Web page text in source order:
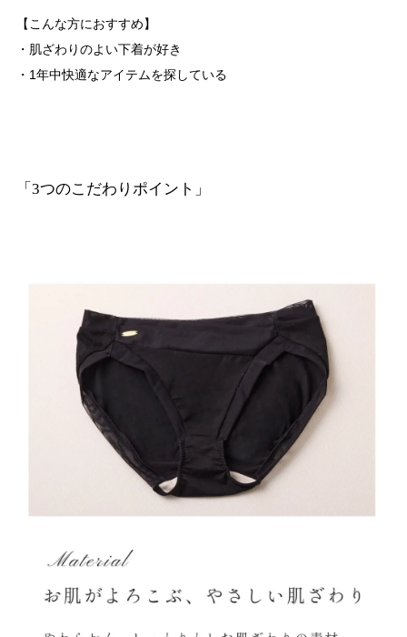
【こんな方におすすめ】
・肌ざわりのよい下着が好き
・1年中快適なアイテムを探している
「3つのこだわりポイント」